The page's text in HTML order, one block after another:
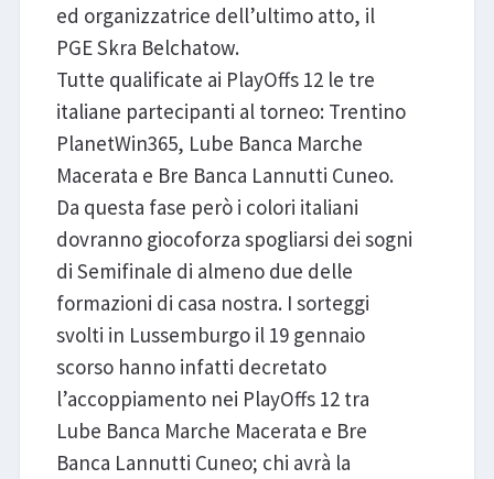
ed organizzatrice dell’ultimo atto, il
PGE Skra Belchatow.
Tutte qualificate ai PlayOffs 12 le tre
italiane partecipanti al torneo: Trentino
PlanetWin365, Lube Banca Marche
Macerata e Bre Banca Lannutti Cuneo.
Da questa fase però i colori italiani
dovranno giocoforza spogliarsi dei sogni
di Semifinale di almeno due delle
formazioni di casa nostra. I sorteggi
svolti in Lussemburgo il 19 gennaio
scorso hanno infatti decretato
l’accoppiamento nei PlayOffs 12 tra
Lube Banca Marche Macerata e Bre
Banca Lannutti Cuneo; chi avrà la